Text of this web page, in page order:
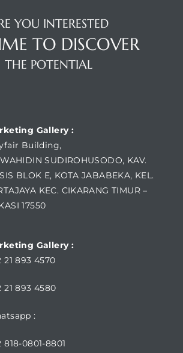
YOU INTERESTED
TO DISCOVER
THE POTENTIAL
Gallery :
Building,
SUDIROHUSODO, KAV.
BLOK E, KOTA JABABEKA, KEL.
KEC. CIKARANG TIMUR –
17550
Gallery :
21 893 4570
21 893 4580
:
818-0801-8801